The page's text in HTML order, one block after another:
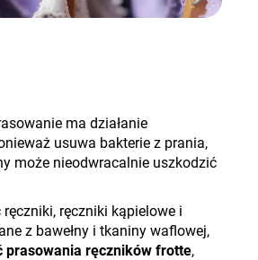
ma działanie
usuwa bakterie z prania,
może nieodwracalnie uszkodzić
ręczniki kąpielowe i
z bawełny i tkaniny waflowej,
prasowania ręczników frotte,